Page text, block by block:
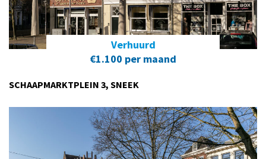
Verhuurd
€1.100 per maand
SCHAAPMARKTPLEIN 3, SNEEK